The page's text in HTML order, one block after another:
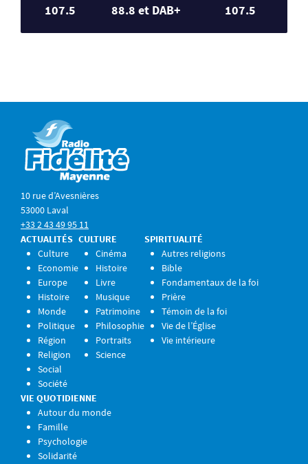
107.5
88.8 et DAB+
107.5
10 rue d’Avesnières
53000 Laval
+33 2 43 49 95 11
ACTUALITÉS
Culture
Economie
Europe
Histoire
Monde
Politique
Région
Religion
Social
Société
CULTURE
Cinéma
Histoire
Livre
Musique
Patrimoine
Philosophie
Portraits
Science
SPIRITUALITÉ
Autres religions
Bible
Fondamentaux de la foi
Prière
Témoin de la foi
Vie de l’Église
Vie intérieure
VIE QUOTIDIENNE
Autour du monde
Famille
Psychologie
Solidarité